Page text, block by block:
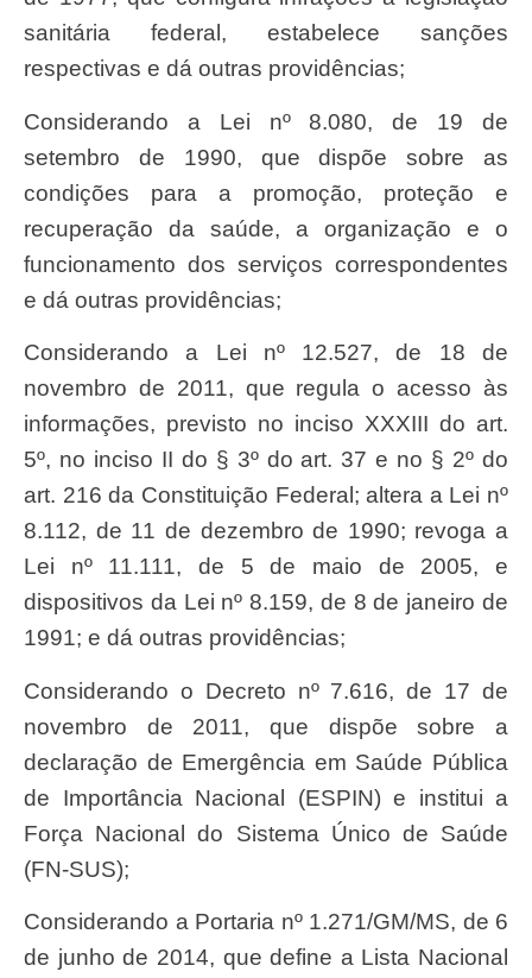
sanitária federal, estabelece sanções
respectivas e dá outras providências;
considerando a Lei nº 8.080, de 19 de
setembro de 1990, que dispõe sobre as
condições para a promoção, proteção e
recuperação da saúde, a organização e o
funcionamento dos serviços correspondentes
e dá outras providências;
considerando a Lei nº 12.527, de 18 de
novembro de 2011, que regula o acesso às
informações, previsto no inciso XXXIII do art.
5º, no inciso II do § 3º do art. 37 e no § 2º do
art. 216 da Constituição Federal; altera a Lei nº
8.112, de 11 de dezembro de 1990; revoga a
Lei nº 11.111, de 5 de maio de 2005, e
dispositivos da Lei nº 8.159, de 8 de janeiro de
1991; e dá outras providências;
considerando o Decreto nº 7.616, de 17 de
novembro de 2011, que dispõe sobre a
declaração de Emergência em Saúde Pública
de Importância Nacional (ESPIN) e institui a
Força Nacional do Sistema Único de Saúde
(FN-SUS);
considerando a Portaria nº 1.271/GM/MS, de 6
de junho de 2014, que define a Lista Nacional